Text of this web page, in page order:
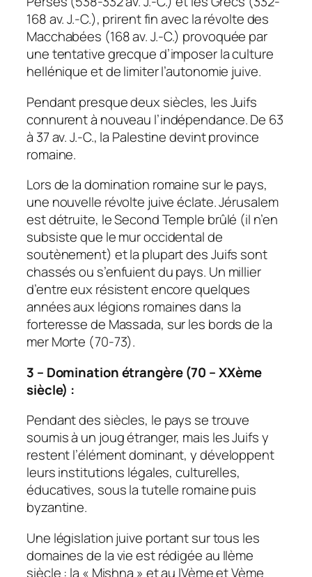
168 av. J.-C.), prirent fin avec la révolte des
Macchabées (168 av. J.-C.) provoquée par
une tentative grecque d’imposer la culture
hellénique et de limiter l’autonomie juive.
Pendant presque deux siècles, les Juifs
connurent à nouveau l’indépendance. De 63
à 37 av. J.-C., la Palestine devint province
romaine.
Lors de la domination romaine sur le pays,
une nouvelle révolte juive éclate. Jérusalem
est détruite, le Second Temple brûlé (il n’en
subsiste que le mur occidental de
soutènement) et la plupart des Juifs sont
chassés ou s’enfuient du pays. Un millier
d’entre eux résistent encore quelques
années aux légions romaines dans la
forteresse de Massada, sur les bords de la
mer Morte (70-73).
3 – Domination étrangère (70 – XXème
siècle) :
Pendant des siècles, le pays se trouve
soumis à un joug étranger, mais les Juifs y
restent l’élément dominant, y développent
leurs institutions légales, culturelles,
éducatives, sous la tutelle romaine puis
byzantine.
Une législation juive portant sur tous les
domaines de la vie est rédigée au IIème
siècle : la « Mishna » et au IVème et Vème